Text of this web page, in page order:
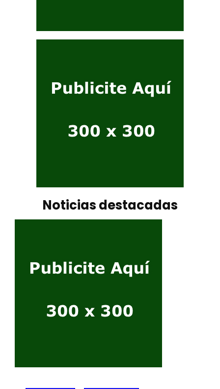
Noticias destacadas